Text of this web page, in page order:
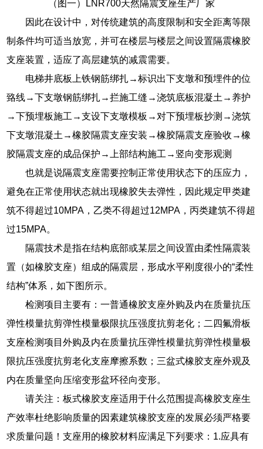
（图一）LNR700天然隔震支座生产厂家
因此在设计中，对传统建筑的高度限制和安全距离等限
制条件均可适当放宽，并可在楼层与楼层之间设置隔震橡胶
支座装置，适应了高层建筑的减震需要。
电梯井底板上铁钢筋绑扎→标识出下支墩和预埋件的位
臵线→下支墩钢筋绑扎→拦施工缝→浇筑底板混凝土→养护
→下预埋板施工→支设下支墩模板→对下预埋板抄测→浇筑
下支墩混凝土→橡胶隔震支座安装→橡胶隔震支座验收→橡
胶隔震支座的成品保护→上部结构施工→竖向变形观测
也就是说隔震支座需要控制正常使用状态下的压应力，
避免在正常使用状态就出现橡胶失去弹性，因此规定甲类建
筑不得超过10MPA，乙类不得超过12MPA，丙类建筑不得超
过15MPA。
隔震技术是指在结构底部或某层之间设置由柔性隔震装
置（如橡胶支座）组成的隔震层，形成水平刚度很小的“柔性
结构”体系，如下图所示。
检测项目主要有：一普通橡胶支座外购及内在质量抗压
弹性模量抗剪弹性模量极限抗压强度抗剪老化；二四氟滑板
支座检测项目外购及内在质量抗压弹性模量抗剪弹性模量极
限抗压强度抗剪老化支座摩擦系数；三盆式橡胶支座外观及
内在质量坚向压缩变形盆环径向变形。
请关注：板式橡胶支座适用于什么范围提高橡胶支座生
产效率杜绝影响质量的因素建筑橡胶支座的发展必须严格要
求质量问题！支座用的橡胶材料应满足下列要求：1.应具有